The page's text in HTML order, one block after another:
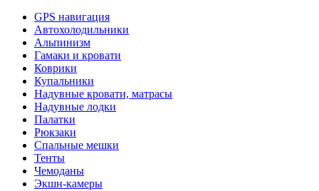
GPS навигация
Автохолодильники
Альпинизм
Гамаки и кровати
Коврики
Купальники
Надувные кровати, матрасы
Надувные лодки
Палатки
Рюкзаки
Спальные мешки
Тенты
Чемоданы
Экшн-камеры